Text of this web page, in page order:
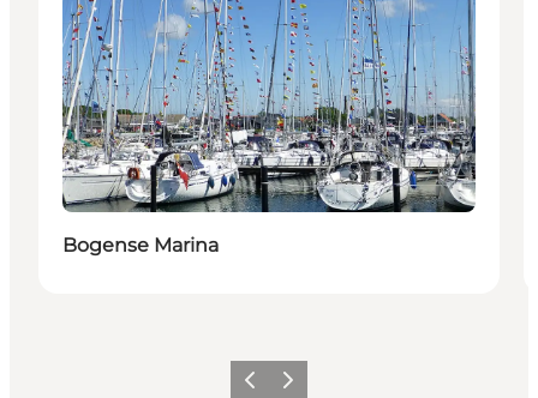
Bogense Marina
Vorherige Folie
Nächste Folie